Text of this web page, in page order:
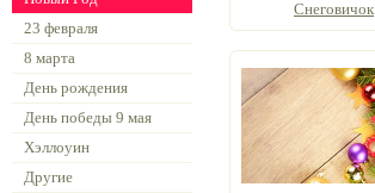
23 февраля
8 марта
День рождения
День победы 9 мая
Хэллоуин
Другие
Снеговичок